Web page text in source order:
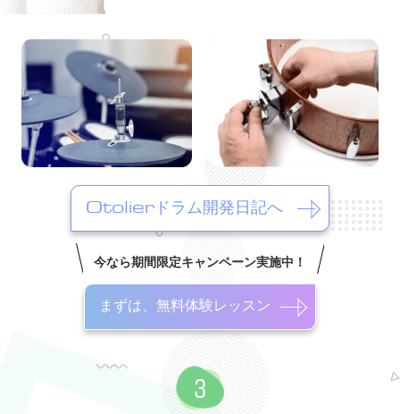
Otolierドラム開発日記へ
今なら期間限定キャンペーン実施中！
まずは、無料体験レッスン